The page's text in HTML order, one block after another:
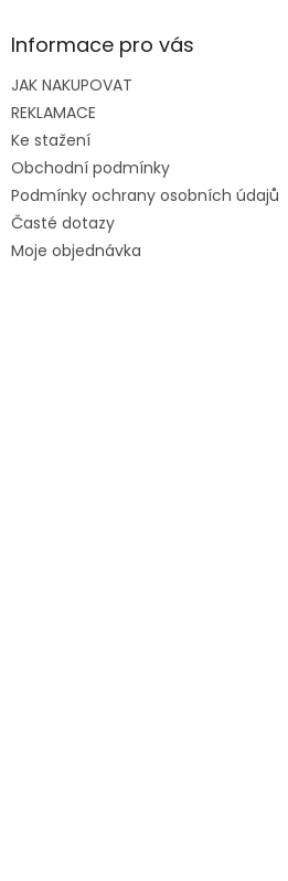
Informace pro vás
JAK NAKUPOVAT
REKLAMACE
Ke stažení
Obchodní podmínky
Podmínky ochrany osobních údajů
Časté dotazy
Moje objednávka